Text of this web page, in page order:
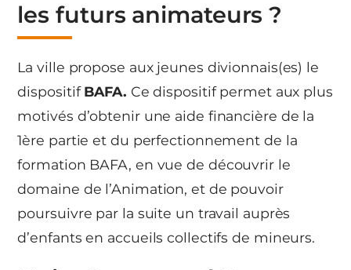
les futurs animateurs ?
La ville propose aux jeunes divionnais(es) le
dispositifBAFA. Ce dispositif permet aux plus
motivés d’obtenir une aide financière de la
1ère partie et du perfectionnement de la
formation BAFA, en vue de découvrir le
domaine de l’Animation, et de pouvoir
poursuivre par la suite un travail auprès
d’enfants en accueils collectifs de mineurs.